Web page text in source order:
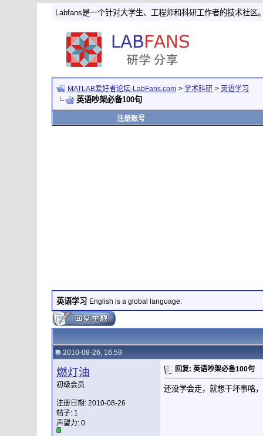
Labfans是一个针对大学生、工程师和科研工作者的技术社区
MATLAB爱好者论坛-LabFans.com > 学术科研 > 英语学习
英语吵架必备100句
注册账号
英语学习 English is a global language.
2010-08-26, 16:59
燃灯油
初级会员
注册日期: 2010-08-26
帖子: 1
声望力: 0
回复: 英语吵架必备100句
还没学会走，就想干坏事咯